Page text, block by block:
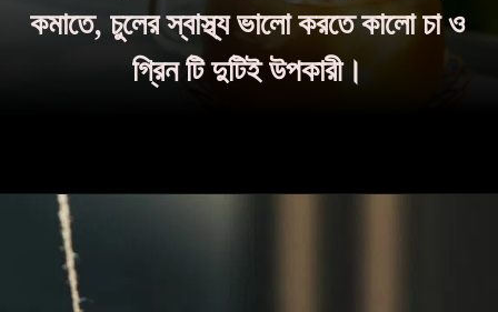
কমাতে, চুলের স্বাস্থ্য ভালো করতে কালো চা ও
গ্রিন টি দুটিই উপকারী।